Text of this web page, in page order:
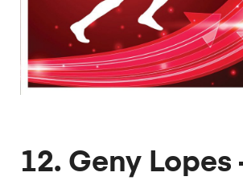
12. Geny Lopes